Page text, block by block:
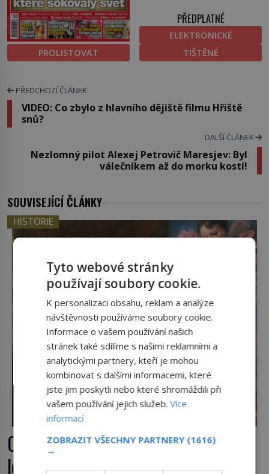
PROLISTOVAT
PŘEDPLATNÉ
ELEKTRONICKÉ
TIŠTĚNÉ
PŘEDCHOZÍ ČLÁNEK
VIDEO: Co zbylo z hlavního dějiště filmu Hřiště
snů?
DALŠÍ ČLÁNEK
Nezlomný pilot Alexej Petrovič Maresjev: Byl
válečníkem až do morku kostí!
SOUVISEJÍCÍ ČLÁNKY
HISTORIE
Casanova v Pobaltí: Co měl
legendární svůdník společného se
Tyto webové stránky
používají soubory cookie.
K personalizaci obsahu, reklam a analýze
návštěvnosti používáme soubory cookie.
Informace o vašem používání našich
stránek také sdílíme s našimi reklamními a
analytickými partnery, kteří je mohou
kombinovat s dalšími informacemi, které
jste jim poskytli nebo které shromáždili při
vašem používání jejich služeb.Více
informací
ZOBRAZIT VŠECHNY PARTNERY (1616)
→